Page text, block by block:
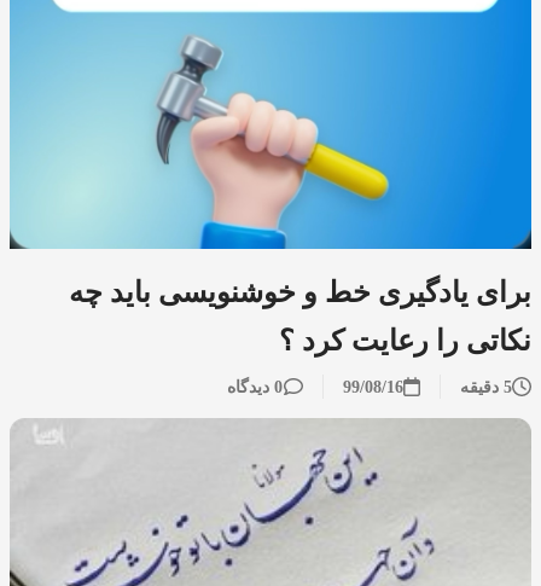
برای یادگیری خط و خوشنویسی باید چه
نکاتی را رعایت کرد ؟
5 دقیقه 99/08/16 0 دیدگاه